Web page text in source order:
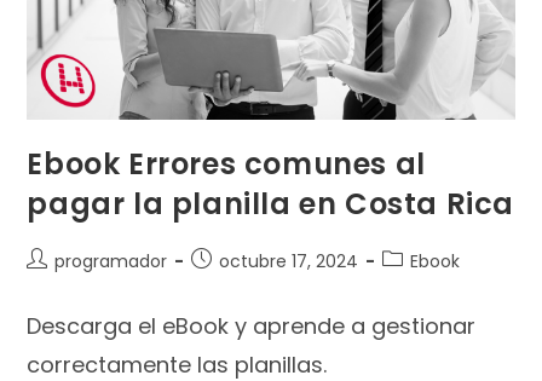
Ebook Errores comunes al
pagar la planilla en Costa Rica
programador octubre 17, 2024 Ebook
Descarga el eBook y aprende a gestionar
correctamente las planillas.